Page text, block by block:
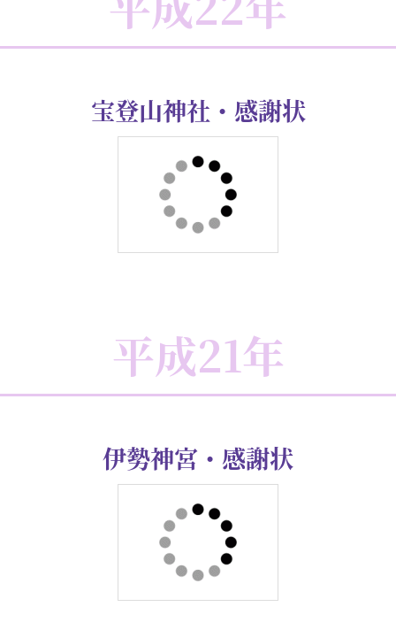
平成26年
寒川神社・感謝状
平成22年
宝登山神社・感謝状